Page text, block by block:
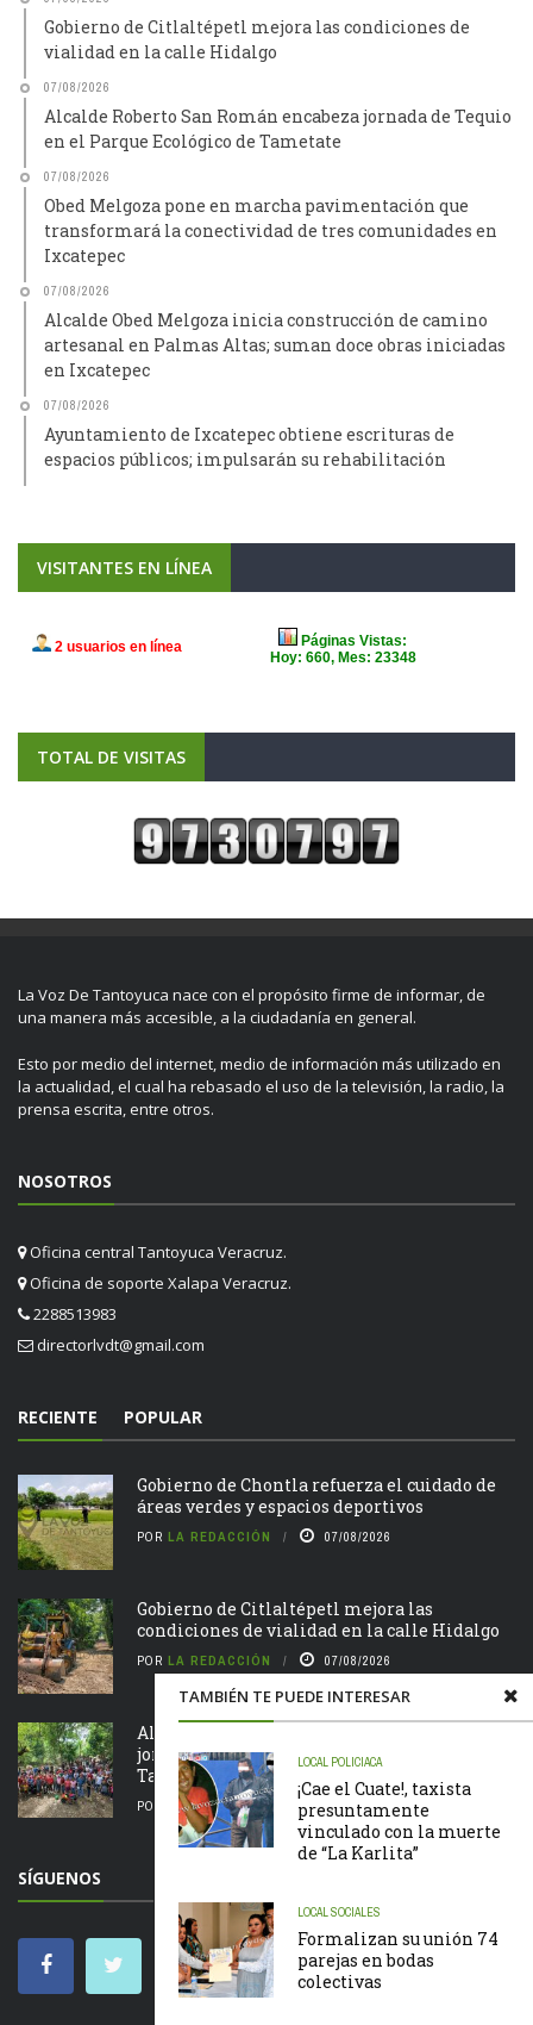
TAMBIÉN TE PUEDE INTERESAR
LOCAL POLICIACA
¡Cae el Cuate!, taxista
presuntamente
vinculado con la muerte
de “La Karlita”
LOCALSOCIALES
Formalizan su unión 74
parejas en bodas
colectivas
Gobierno de Citlaltépetl mejora las condiciones de
vialidad en la calle Hidalgo
07/08/2026
Alcalde Roberto San Román encabeza jornada de Tequio
en el Parque Ecológico de Tametate
07/08/2026
Obed Melgoza pone en marcha pavimentación que
transformará la conectividad de tres comunidades en
Ixcatepec
07/08/2026
Alcalde Obed Melgoza inicia construcción de camino
artesanal en Palmas Altas; suman doce obras iniciadas
en Ixcatepec
07/08/2026
Ayuntamiento de Ixcatepec obtiene escrituras de
espacios públicos; impulsarán su rehabilitación
VISITANTES EN LÍNEA
TOTAL DE VISITAS
La Voz De Tantoyuca nace con el propósito firme de informar, de
una manera más accesible, a la ciudadanía en general.
Esto por medio del internet, medio de información más utilizado en
la actualidad, el cual ha rebasado el uso de la televisión, la radio, la
prensa escrita, entre otros.
NOSOTROS
Oficina central Tantoyuca Veracruz.
Oficina de soporte Xalapa Veracruz.
2288513983
directorlvdt@gmail.com
RECIENTE POPULAR
Gobierno de Chontla refuerza el cuidado de
áreas verdes y espacios deportivos
POR LA REDACCIÓN 07/08/2026
Gobierno de Citlaltépetl mejora las
condiciones de vialidad en la calle Hidalgo
POR LA REDACCIÓN 07/08/2026
Alcalde Roberto San Román encabeza
jornada de Tequio en el Parque Ecológico de
Tametate
POR LA REDACCIÓN 07/08/2026
SÍGUENOS